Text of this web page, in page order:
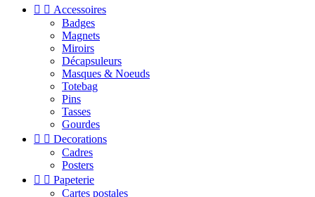
  Accessoires
Badges
Magnets
Miroirs
Décapsuleurs
Masques & Noeuds
Totebag
Pins
Tasses
Gourdes
  Decorations
Cadres
Posters
  Papeterie
Cartes postales